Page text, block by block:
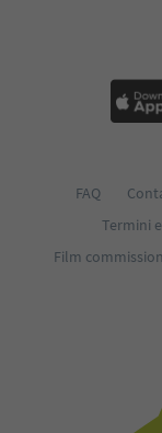
FAQ
Termini
Film commission